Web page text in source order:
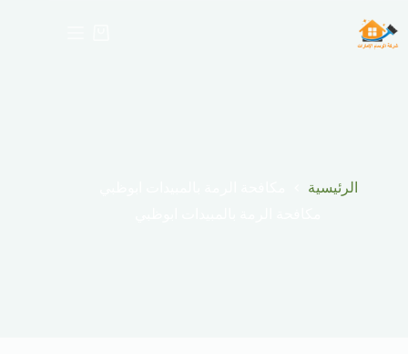
إلى
المحتوى
الرئيسية